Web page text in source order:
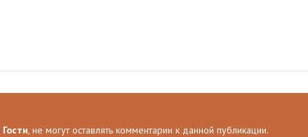
Гости, не могут оставлять комментарии к данной публикации.